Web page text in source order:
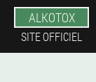
ALKOTOX
SITE OFFICIEL